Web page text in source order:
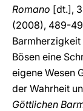
Romano [dt.],
(2008), 489-
Barmherzigkeit
Bösen eine
eigene Wesen
der Wahrheit
Göttlichen